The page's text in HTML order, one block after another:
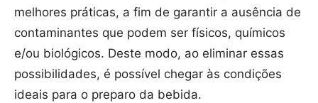
melhores práticas, a fim de garantir a ausência de
contaminantes que podem ser físicos, químicos
e/ou biológicos. Deste modo, ao eliminar essas
possibilidades, é possível chegar às condições
ideais para o preparo da bebida.